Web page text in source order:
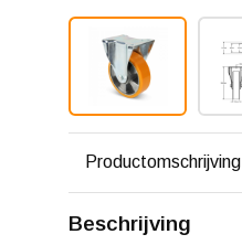
Productomschrijving
Beschrijving